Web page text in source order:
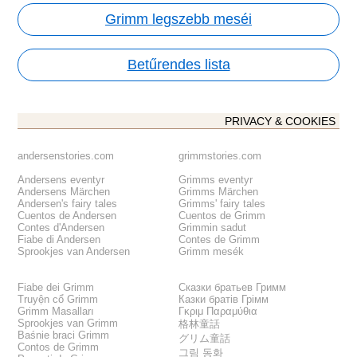
Grimm legszebb meséi
Betűrendes lista
PRIVACY & COOKIES
andersenstories.com
Andersens eventyr
Andersens Märchen
Andersen's fairy tales
Cuentos de Andersen
Contes d'Andersen
Fiabe di Andersen
Sprookjes van Andersen
grimmstories.com
Grimms eventyr
Grimms Märchen
Grimms' fairy tales
Cuentos de Grimm
Grimmin sadut
Contes de Grimm
Grimm mesék
Fiabe dei Grimm
Truyện cổ Grimm
Grimm Masalları
Sprookjes van Grimm
Baśnie braci Grimm
Contos de Grimm
Сказки братьев Гримм
Казки братів Грімм
Γκριμ Παραμύθια
格林童話
グリム童話
그림 동화